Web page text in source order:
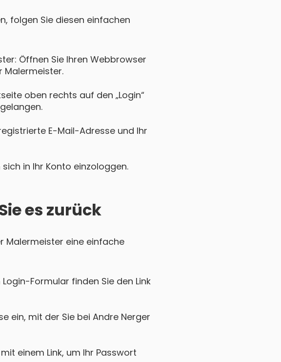
folgen Sie diesen einfachen
Öffnen Sie Ihren Webbrowser
Malermeister.
oben rechts auf den „Login“
E-Mail-Adresse und Ihr
sich in Ihr Konto einzologgen.
es zurück
Malermeister eine einfache
Formular finden Sie den Link
ein, mit der Sie bei Andre Nerger
einem Link, um Ihr Passwort